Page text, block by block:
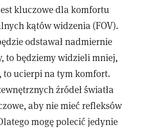
kluczowe dla komfortu
kątów widzenia (FOV).
odstawał nadmiernie
to będziemy widzieli mniej,
to ucierpi na tym komfort.
źródeł światła
aby nie mieć refleksów
mogę polecić jedynie